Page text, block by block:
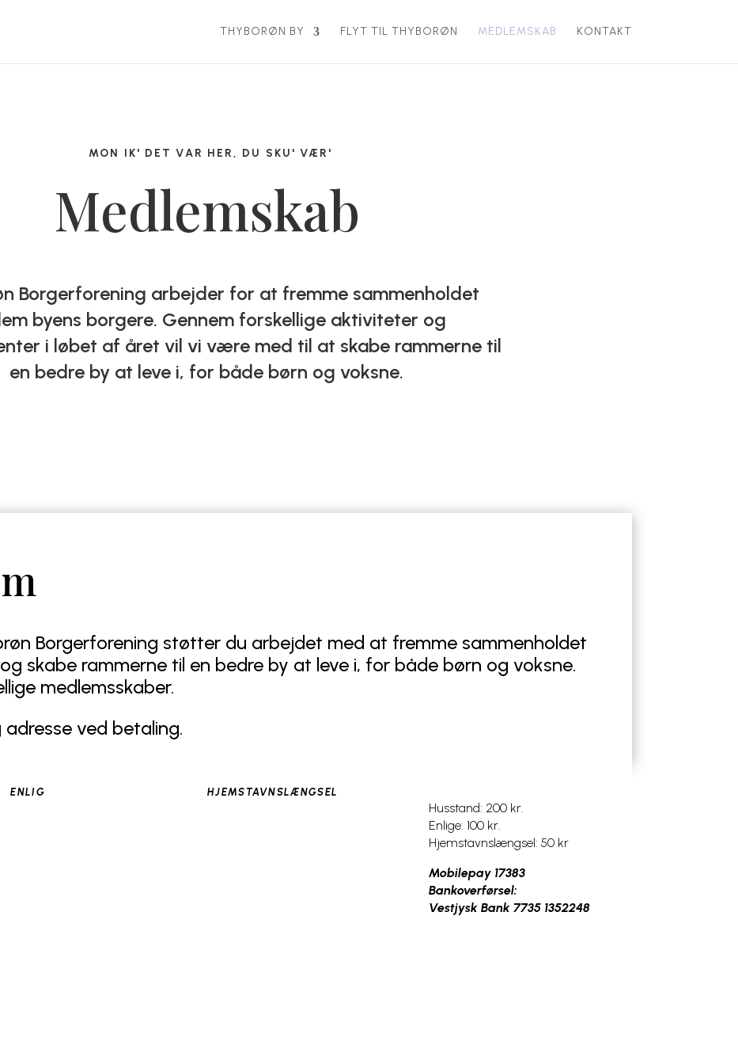
THYBORØN BY FLYT TIL THYBORØN MEDLEMSKAB KONTAKT
MON IK' DET VAR HER, DU SKU' VÆR'
Medlemskab
Borgerforening arbejder for at fremme sammenholdet
byens borgere. Gennem forskellige aktiviteter og
i løbet af året vil vi være med til at skabe rammerne til
en bedre by at leve i, for både børn og voksne.
Borgerforening støtter du arbejdet med at fremme sammenholdet
skabe rammerne til en bedre by at leve i, for både børn og voksne.
medlemsskaber.
ved betaling.
ENLIG HJEMSTAVNSLÆNGSEL
Husstand: 200 kr.
Enlige: 100 kr.
Hjemstavnslængsel: 50 kr
Mobilepay 17383
Bankoverførsel:
Vestjysk Bank 7735 1352248